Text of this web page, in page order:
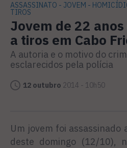
ASSASSINATO - JOVEM -
TIROS
Jovem de 22
a tiros em Cabo
A autoria e o motivo do
esclarecidos pela polícia
12 outubro 2014 - 10h50
Um jovem foi assassinado
deste domingo (12/10),